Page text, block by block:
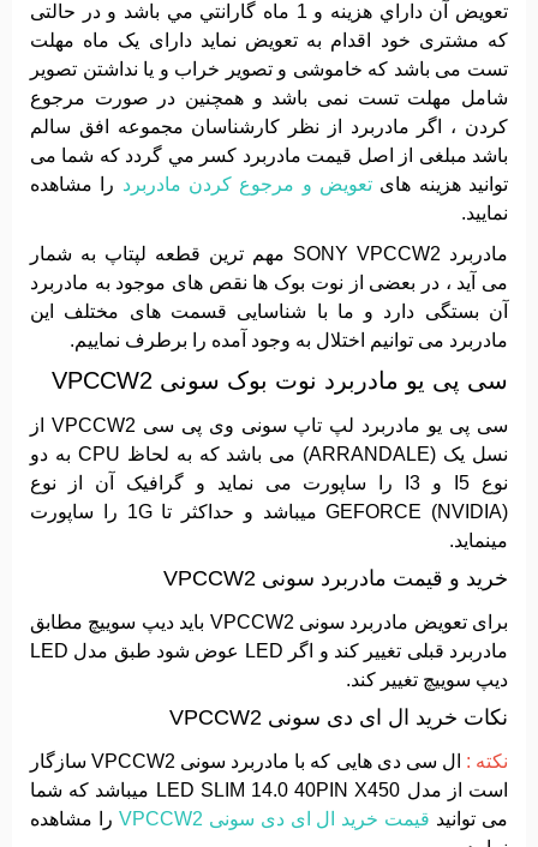
تعويض آن داراي هزينه و 1 ماه گارانتي مي باشد و در حالتی
که مشتری خود اقدام به تعویض نماید دارای یک ماه مهلت
تست می باشد که خاموشی و تصویر خراب و یا نداشتن تصویر
شامل مهلت تست نمی باشد و همچنین در صورت مرجوع
کردن ، اگر مادربرد از نظر کارشناسان مجموعه افق سالم
باشد مبلغی از اصل قیمت مادربرد کسر مي گردد که شما می
توانید هزینه های تعویض و مرجوع کردن مادربرد را مشاهده
نمایید.
مادربرد SONY VPCCW2 مهم ترین قطعه لپتاپ به شمار
می آید ، در بعضی از نوت بوک ها نقص های موجود به مادربرد
آن بستگی دارد و ما با شناسایی قسمت های مختلف این
مادربرد می توانیم اختلال به وجود آمده را برطرف نماییم.
سی پی یو مادربرد نوت بوک سونی VPCCW2
سی پی یو مادربرد لپ تاپ سونی وی پی سی VPCCW2 از
نسل یک (ARRANDALE) می باشد که به لحاظ CPU به دو
نوع I5 و I3 را ساپورت می نماید و گرافیک آن از نوع
GEFORCE (NVIDIA) میباشد و حداکثر تا 1G را ساپورت
مینماید.
خرید و قیمت مادربرد سونی VPCCW2
برای تعویض مادربرد سونی VPCCW2 باید دیپ سوییچ مطابق
مادربرد قبلی تغییر کند و اگر LED عوض شود طبق مدل LED
دیپ سوییچ تغییر کند.
نکات خرید ال ای دی سونی VPCCW2
نکته :
ال سی دی هایی که با مادربرد سونی VPCCW2 سازگار
است از مدل LED SLIM 14.0 40PIN X450 میباشد که شما
می توانید قیمت خرید ال ای دی سونی VPCCW2
را مشاهده